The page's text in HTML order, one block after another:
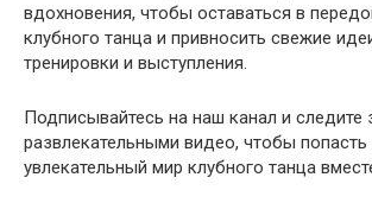
вдохновения, чтобы оставаться в
клубного танца и привносить свежие
тренировки и выступления.
Подписывайтесь на наш канал и следите
развлекательными видео, чтобы попасть
увлекательный мир клубного танца